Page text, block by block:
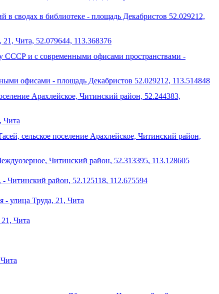
в сводах в библиотеке - площадь Декабристов 52.029212,
Чита, 52.079644, 113.368376
СССР и с современными офисами пространствами -
офисами - площадь Декабристов 52.029212, 113.514848
Арахлейское, Читинский район, 52.244383,
Чита
сельское поселение Арахлейское, Читинский район,
Читинский район, 52.313395, 113.128605
Читинский район, 52.125118, 112.675594
- улица Труда, 21, Чита
Чита